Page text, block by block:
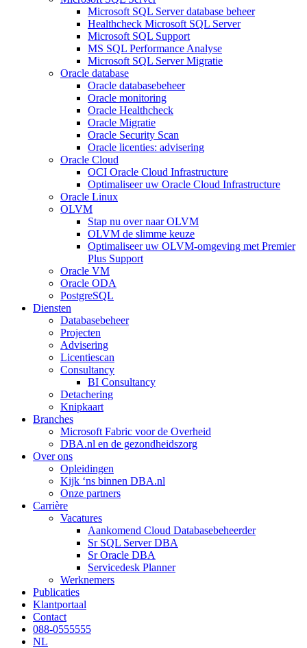
Microsoft SQL Server database beheer
Healthcheck Microsoft SQL Server
Microsoft SQL Support
MS SQL Performance Analyse
Microsoft SQL Server Migratie
Oracle database
Oracle databasebeheer
Oracle monitoring
Oracle Healthcheck
Oracle Migratie
Oracle Security Scan
Oracle licenties: advisering
Oracle Cloud
OCI Oracle Cloud Infrastructure
Optimaliseer uw Oracle Cloud Infrastructure
Oracle Linux
OLVM
Stap nu over naar OLVM
OLVM de slimme keuze
Optimaliseer uw OLVM-omgeving met Premier
Plus Support
Oracle VM
Oracle ODA
PostgreSQL
Diensten
Databasebeheer
Projecten
Advisering
Licentiescan
Consultancy
BI Consultancy
Detachering
Knipkaart
Branches
Microsoft Fabric voor de Overheid
DBA.nl en de gezondheidszorg
Over ons
Opleidingen
Kijk ‘ns binnen DBA.nl
Onze partners
Carrière
Vacatures
Aankomend Cloud Databasebeheerder
Sr SQL Server DBA
Sr Oracle DBA
Servicedesk Planner
Werknemers
Publicaties
Klantportaal
Contact
088-0555555
NL